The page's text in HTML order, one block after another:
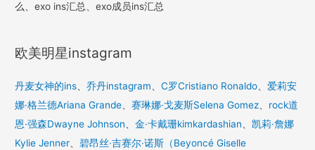
么、exo ins汇总、exo成员ins汇总
欧美明星instagram
丹麦女神的ins 、乔丹instagram 、C罗Cristiano Ronaldo 、爱莉安
娜·格兰德Ariana Grande 、赛琳娜·戈麦斯Selena Gomez
rock道
恩·强森Dwayne Johnson 、金·卡戴珊kimkardashian 、凯莉·詹娜
Kylie Jenner 、碧昂丝·吉赛尔·诺斯（Beyoncé Giselle